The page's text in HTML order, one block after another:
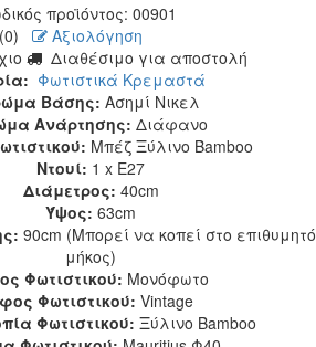
προϊόντος: 00901
(0)
Αξιολόγηση
Διαθέσιμο για αποστολή
Φωτιστικά Κρεμαστά
Βάσης: Ασημί Νικελ
Ανάρτησης: Διάφανο
Μπέζ Ξύλινο Bamboo
Ντουί: 1 x E27
Διάμετρος: 40cm
Ύψος: 63cm
90cm (Μπορεί να κοπεί στο επιθυμητό
μήκος)
Φωτιστικού: Μονόφωτο
Φωτιστικού: Vintage
Φωτιστικού: Ξύλινο Bamboo